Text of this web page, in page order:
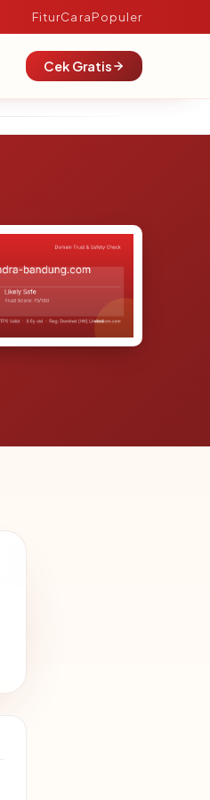
FiturCaraPopuler
Cek Gratis